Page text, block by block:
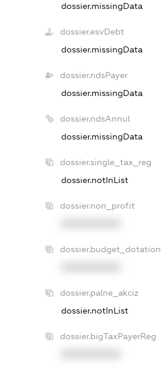
dossier.missingData
dossier.esvDebt
dossier.missingData
dossier.ndsPayer
dossier.missingData
dossier.ndsAnnul
dossier.missingData
dossier.single_tax_reg
dossier.notInList
dossier.non_profit
dossier.budget_dotation
dossier.palne_akciz
dossier.notInList
dossier.bigTaxPayerReg